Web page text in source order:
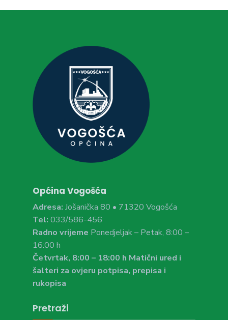
Općina Vogošća
Adresa: Jošanička 80 • 71320 Vogošća
Tel: 033/586-456
Radno vrijeme Ponedjeljak – Petak, 8:00 –
16:00 h
Četvrtak, 8:00 – 18:00 h Matični ured i
šalteri za ovjeru potpisa, prepisa i
rukopisa
Pretraži